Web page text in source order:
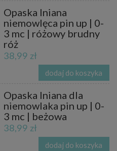
Opaska lniana
niemowlęca pin up | 0-
3 mc | różowy brudny
róż
38,99 zł
dodaj do koszyka
Opaska lniana dla
niemowlaka pin up | 0-
3 mc | beżowa
38,99 zł
dodaj do koszyka